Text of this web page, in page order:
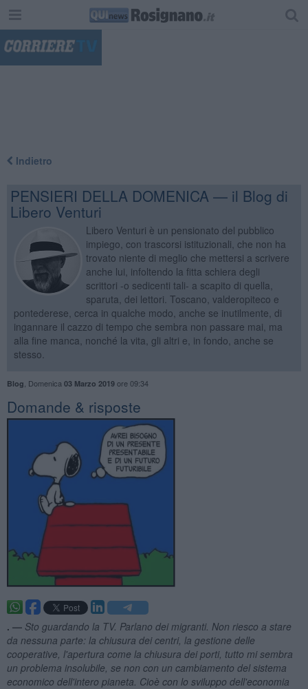
Indietro
PENSIERI DELLA DOMENICA — il Blog di
Libero Venturi
Libero Venturi è un pensionato del pubblico
impiego, con trascorsi istituzionali, che non ha
trovato niente di meglio che mettersi a scrivere
anche lui, infoltendo la fitta schiera degli
scrittori -o sedicenti tali- a scapito di quella,
sparuta, dei lettori. Toscano, valderopiteco e
pontederese, cerca in qualche modo, anche se inutilmente, di
ingannare il cazzo di tempo che sembra non passare mai, ma
alla fine manca, nonché la vita, gli altri e, in fondo, anche se
stesso.
Blog Domenica 03 Marzo 2019ore 09:34
​Domande & risposte
. — Sto guardando la TV. Parlano dei migranti. Non riesco a stare
da nessuna parte: la chiusura dei centri, la gestione delle
cooperative, l'apertura come la chiusura dei porti, tutto mi sembra
un problema insolubile, se non con un cambiamento del sistema
economico dell'intero pianeta. Cioè con lo sviluppo dell'economia